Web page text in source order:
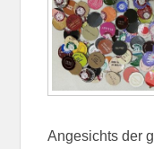
Angesichts der